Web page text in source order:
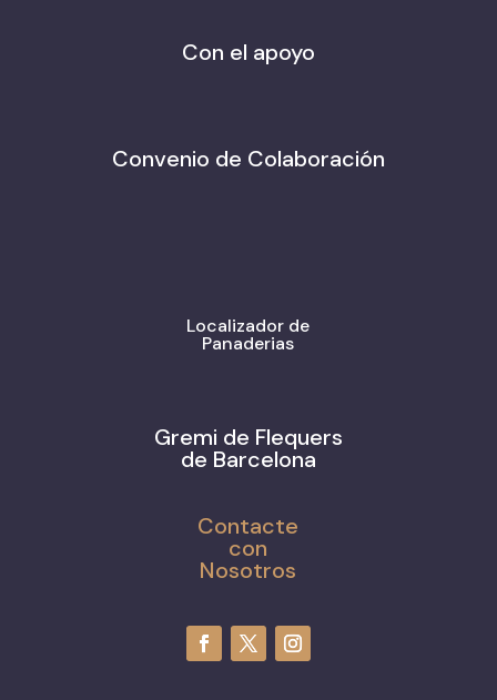
Con el apoyo
Convenio de Colaboración
Localizador de
Panaderias
Gremi de Flequers
de Barcelona
Contacte
con
Nosotros